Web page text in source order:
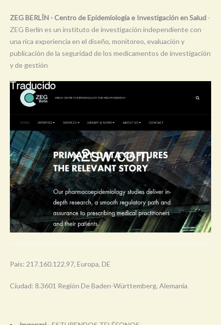
ZEG BERLÍN - Centro de Epidemiología e Investigación en Salud -
ZEG Berlín es un instituto de investigación independiente con
una rica experiencia en el diseño, monitoreo, evaluación y
publicación de la seguridad de los medicamentos de investigación
y de gestión
País: 217.160.122.97, Europa, DE
Ciudad: 8.3601 Región De Baden-Württemberg, Alemania